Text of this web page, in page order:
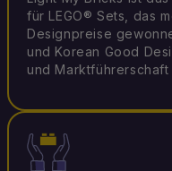
für LEGO® Sets, das
Designpreise
und Korean Good
und Marktführerschaft